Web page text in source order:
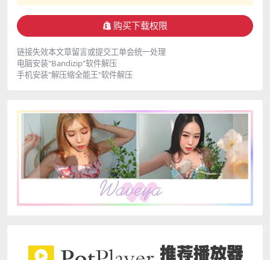
购买下载权限
链接失效本文章留言或提交工单会统一处理
电脑安装"Bandizip"软件解压
手机安装"解压缩全能王"软件解压